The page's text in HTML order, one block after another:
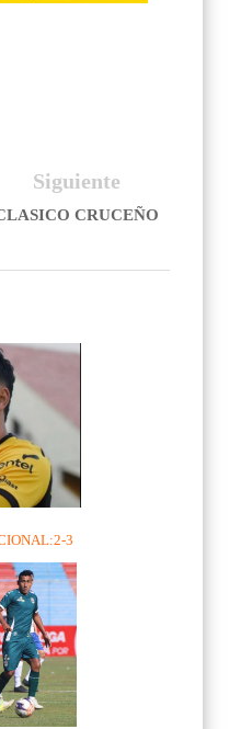
Siguiente
CRUCEÑO
3